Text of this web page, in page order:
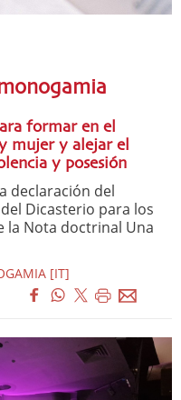
formar en el
mujer y alejar el
y posesión
declaración del
Dicasterio para los
la Nota doctrinal Una
[IT]